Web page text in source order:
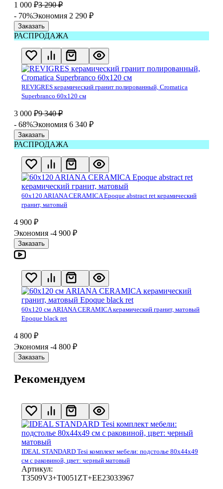
1 000 ₽3 290 ₽
- 70%Экономия 2 290 ₽
Заказать
РАСПРОДАЖА
REVIGRES керамический гранит полированный, Cromatica
Superbranco 60х120 см
3 000 ₽9 340 ₽
- 68%Экономия 6 340 ₽
Заказать
РАСПРОДАЖА
60x120 ARIANA CERAMICA Epoque abstract ret керамический
гранит, матовый
4 900 ₽
Экономия -4 900 ₽
Заказать
60х120 см ARIANA CERAMICA керамический гранит, матовый
Epoque black ret
4 800 ₽
Экономия -4 800 ₽
Заказать
Рекомендуем
IDEAL STANDARD Tesi комплект мебели: подстолье 80x44x49
см с раковиной, цвет: черный матовый
Артикул:
T3509V3+T0051ZT+EE23033967